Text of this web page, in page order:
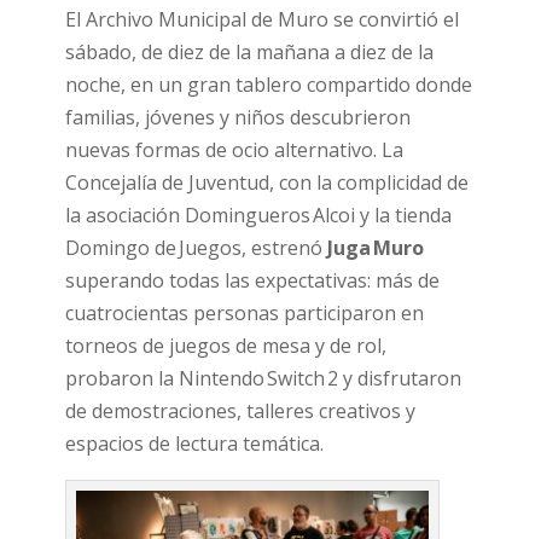
El Archivo Municipal de Muro se convirtió el
sábado, de diez de la mañana a diez de la
noche, en un gran tablero compartido donde
familias, jóvenes y niños descubrieron
nuevas formas de ocio alternativo. La
Concejalía de Juventud, con la complicidad de
la asociación Domingueros Alcoi y la tienda
Domingo de Juegos, estrenó Juga Muro
superando todas las expectativas: más de
cuatrocientas personas participaron en
torneos de juegos de mesa y de rol,
probaron la Nintendo Switch 2 y disfrutaron
de demostraciones, talleres creativos y
espacios de lectura temática.